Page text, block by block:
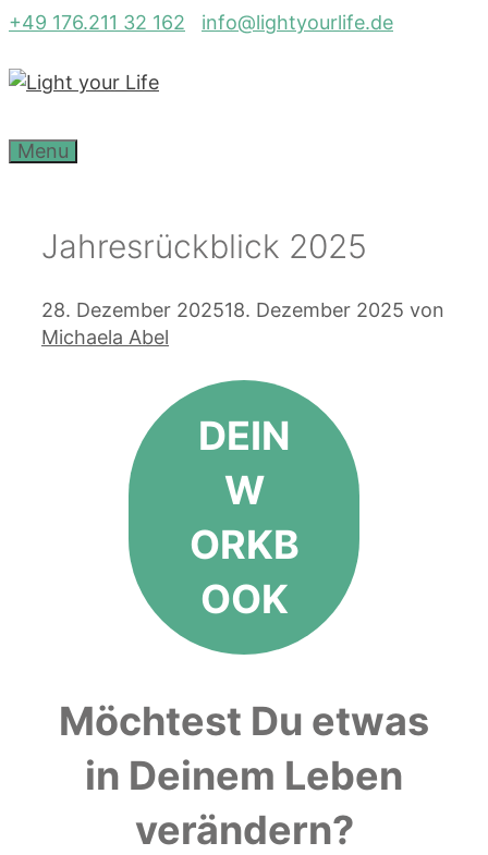
Zum
springen
+49 176.211 32 162 info@lightyourlife.de
Menu
Jahresrückblick 2025
28. Dezember 202518. Dezember 2025 von
Michaela Abel
DEIN
W
ORKB
OOK
Möchtest Du etwas
in Deinem Leben
verändern?